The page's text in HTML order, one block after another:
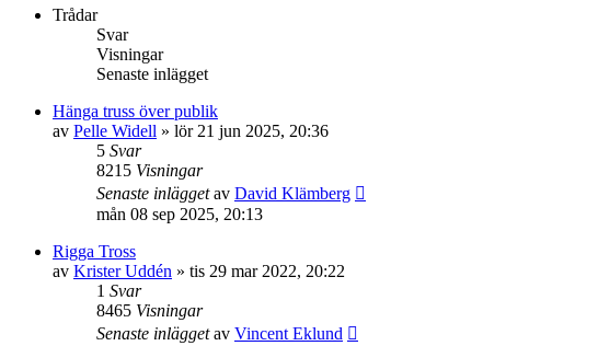
Trådar
Svar
Visningar
Senaste inlägget
Hänga truss över publik
av Pelle Widell » lör 21 jun 2025, 20:36
5 Svar
8215 Visningar
Senaste inläggetav David Klämberg
mån 08 sep 2025, 20:13
Rigga Tross
av Krister Uddén » tis 29 mar 2022, 20:22
1 Svar
8465 Visningar
Senaste inläggetav Vincent Eklund